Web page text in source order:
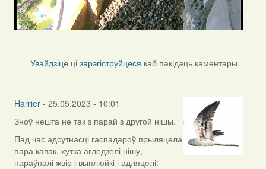
Увайдзіце цізарэгіструйцеся каб пакідаць каментары.
Harrier- 25.05.2023 - 10:01
Зноў нешта не так з парай з другой нішы.
Пад час адсутнасці гаспадароў прыляцела
пара кавак, хутка агледзелі нішу,
параўналі жвір і выплюйкі і адляцелі: